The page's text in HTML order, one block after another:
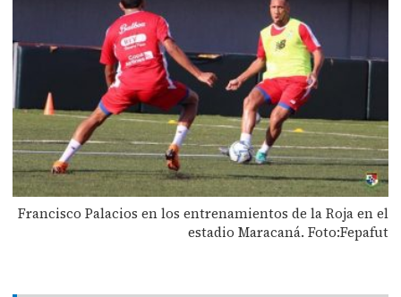
Francisco Palacios en los entrenamientos de la Roja en el
estadio Maracaná. Foto:Fepafut